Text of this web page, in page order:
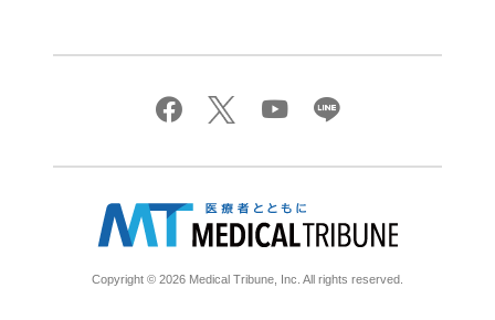
Copyright © 2026 Medical Tribune, Inc. All rights reserved.